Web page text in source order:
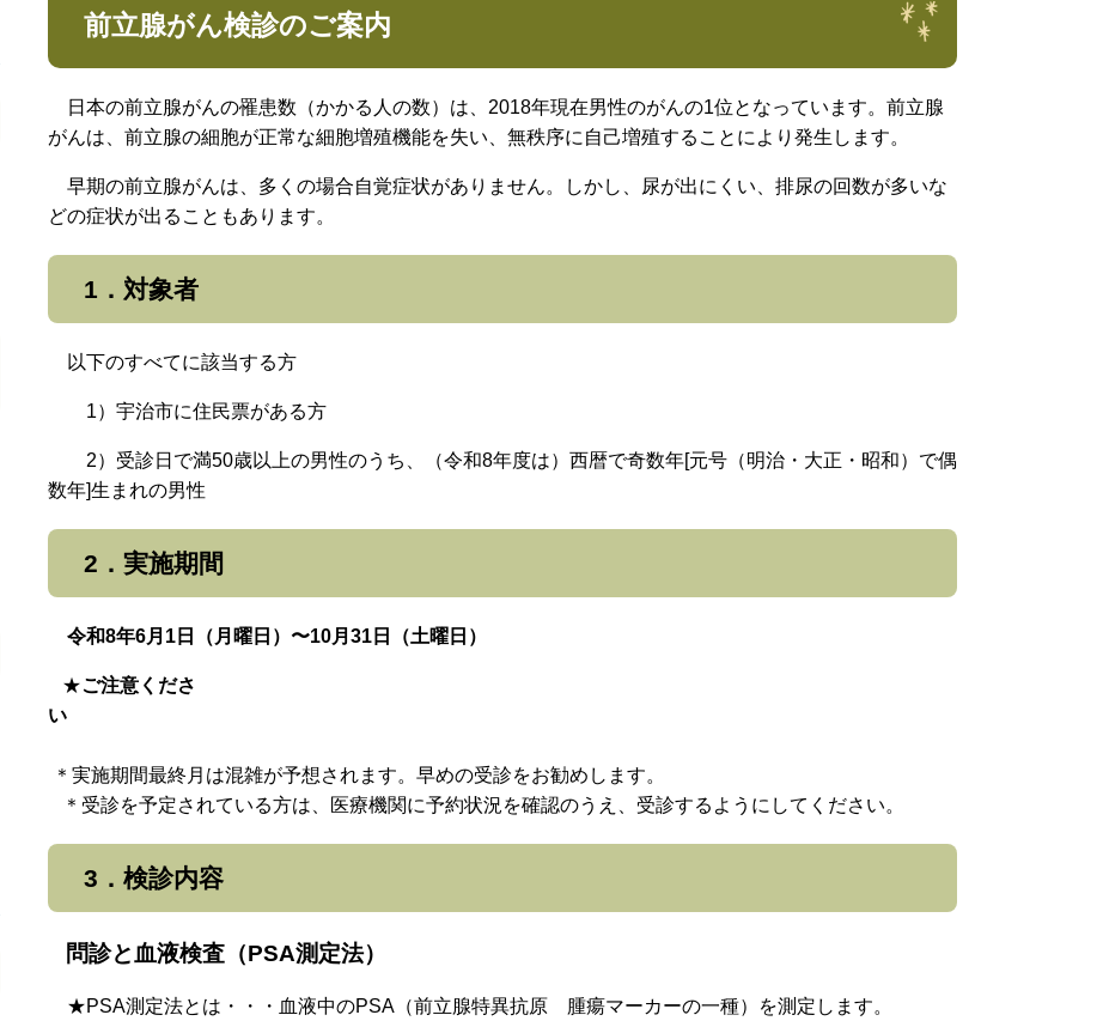
前立腺がん検診のご案内
日本の前立腺がんの罹患数（かかる人の数）は、2018年現在男性のがんの1位となっています。前立腺
がんは、前立腺の細胞が正常な細胞増殖機能を失い、無秩序に自己増殖することにより発生します。
早期の前立腺がんは、多くの場合自覚症状がありません。しかし、尿が出にくい、排尿の回数が多いな
どの症状が出ることもあります。
1．対象者
以下のすべてに該当する方
1）宇治市に住民票がある方
2） 受診日で満50歳以上の男性のうち、（令和8年度は）西暦で奇数年[元号（明治・大正・昭和）で偶
数年]生まれの男性
2．実施期間
令和8年6月1日（月曜日）〜10月31日（土曜日）
★ご注意くださ
い
＊実施期間最終月は混雑が予想されます。早めの受診をお勧めします。
＊受診を予定されている方は、医療機関に予約状況を確認のうえ、受診するようにしてください。
3．検診内容
問診と血液検査（PSA測定法）
★PSA測定法とは・・・血液中のPSA（前立腺特異抗原 腫瘍マーカーの一種）を測定します。